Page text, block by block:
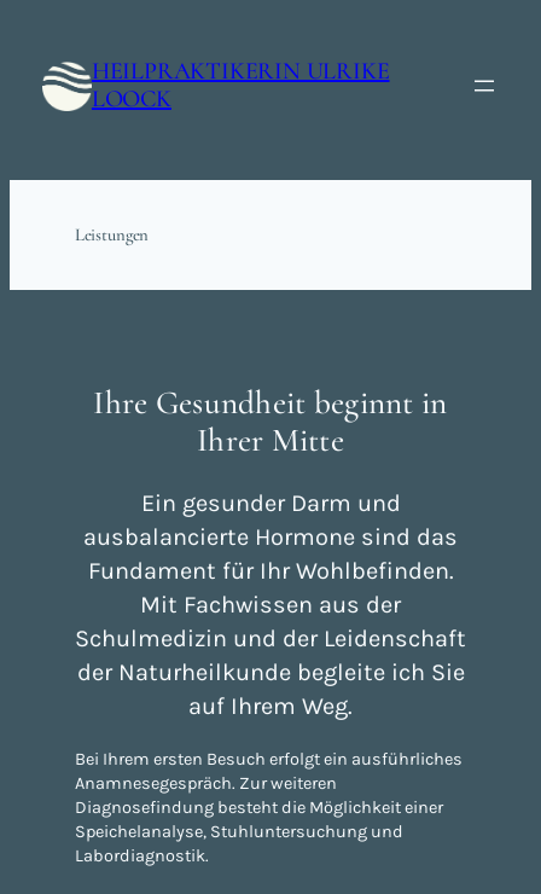
springen
HEILPRAKTIKERIN ULRIKE
LOOCK
Leistungen
Ihre Gesundheit beginnt in
Ihrer Mitte
Ein gesunder Darm und
ausbalancierte Hormone sind das
Fundament für Ihr Wohlbefinden.
Mit Fachwissen aus der
Schulmedizin und der Leidenschaft
der Naturheilkunde begleite ich Sie
auf Ihrem Weg.
Bei Ihrem ersten Besuch erfolgt ein ausführliches
Anamnesegespräch. Zur weiteren
Diagnosefindung besteht die Möglichkeit einer
Speichelanalyse, Stuhluntersuchung und
Labordiagnostik.